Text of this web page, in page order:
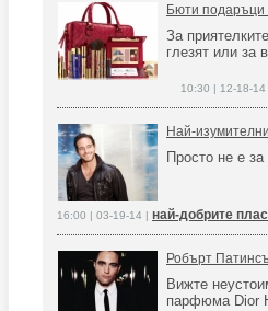
Бюти подаръци
За
глезят или за
10:30 | 12-18-14
Най-
Просто не е за
16:00 | 03-19-14 | най-добрите
Робърт
Вижте
парфюма Dior